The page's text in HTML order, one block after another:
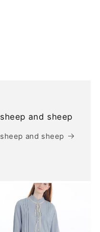
sheep and sheep
sheep and sheep